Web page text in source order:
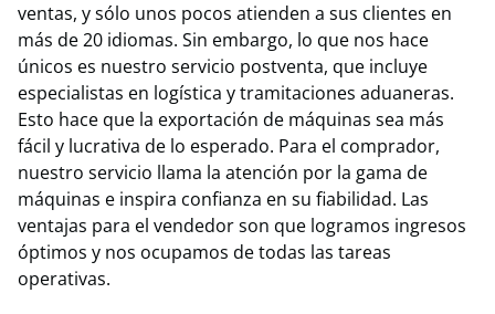
ventas, y sólo unos pocos atienden a sus clientes en
más de 20 idiomas. Sin embargo, lo que nos hace
únicos es nuestro servicio postventa, que incluye
especialistas en logística y tramitaciones aduaneras.
Esto hace que la exportación de máquinas sea más
fácil y lucrativa de lo esperado. Para el comprador,
nuestro servicio llama la atención por la gama de
máquinas e inspira confianza en su fiabilidad. Las
ventajas para el vendedor son que logramos ingresos
óptimos y nos ocupamos de todas las tareas
operativas.